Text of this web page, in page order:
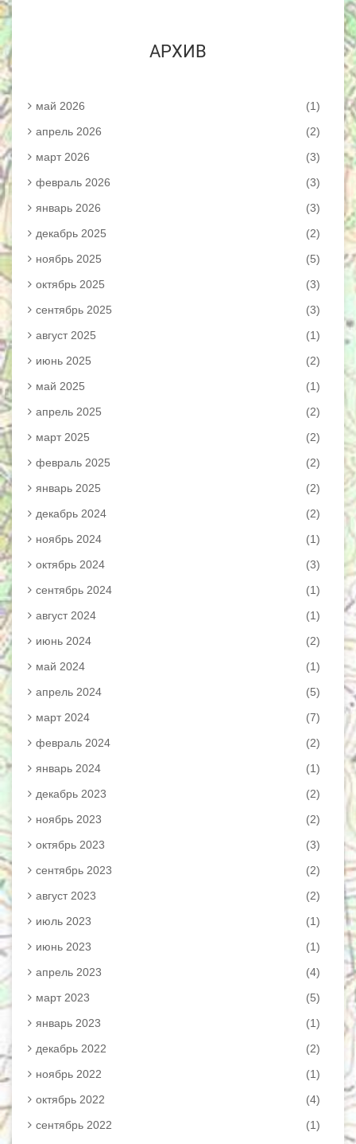
АРХИВ
май 2026
(1)
апрель 2026
(2)
март 2026
(3)
февраль 2026
(3)
январь 2026
(3)
декабрь 2025
(2)
ноябрь 2025
(5)
октябрь 2025
(3)
сентябрь 2025
(3)
август 2025
(1)
июнь 2025
(2)
май 2025
(1)
апрель 2025
(2)
март 2025
(2)
февраль 2025
(2)
январь 2025
(2)
декабрь 2024
(2)
ноябрь 2024
(1)
октябрь 2024
(3)
сентябрь 2024
(1)
август 2024
(1)
июнь 2024
(2)
май 2024
(1)
апрель 2024
(5)
март 2024
(7)
февраль 2024
(2)
январь 2024
(1)
декабрь 2023
(2)
ноябрь 2023
(2)
октябрь 2023
(3)
сентябрь 2023
(2)
август 2023
(2)
июль 2023
(1)
июнь 2023
(1)
апрель 2023
(4)
март 2023
(5)
январь 2023
(1)
декабрь 2022
(2)
ноябрь 2022
(1)
октябрь 2022
(4)
сентябрь 2022
(1)